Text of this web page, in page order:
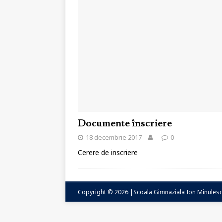
Documente înscriere
18 decembrie 2017 0
Cerere de inscriere
Copyright © 2026 |Scoala Gimnaziala Ion